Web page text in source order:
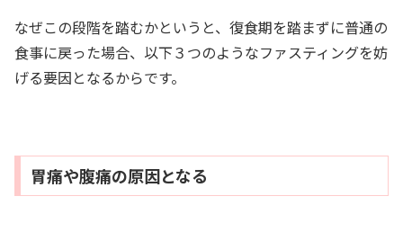
なぜこの段階を踏むかというと、復食期を踏まずに普通の
食事に戻った場合、以下３つのようなファスティングを妨
げる要因となるからです。
胃痛や腹痛の原因となる